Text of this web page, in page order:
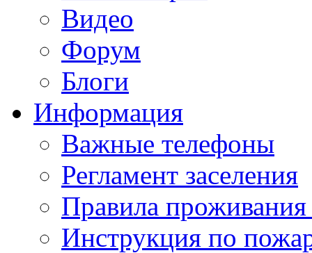
Видео
Форум
Блоги
Информация
Важные телефоны
Регламент заселения
Правила
Инструкция по